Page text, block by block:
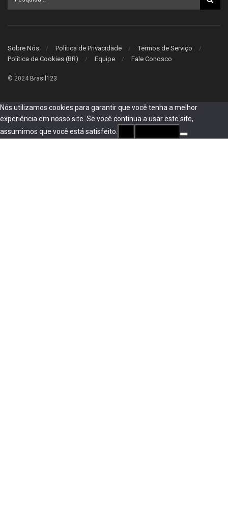
Sobre Nós Política de Privacidade
Termos de Serviço
Política de Cookies (BR)
Equipe Fale Conosco
© 2024 Brasil123
Nós utilizamos cookies para garantir que você tenha a melhor
experiência em nosso site. Se você continua a usar este site,
assumimos que você está satisfeito.